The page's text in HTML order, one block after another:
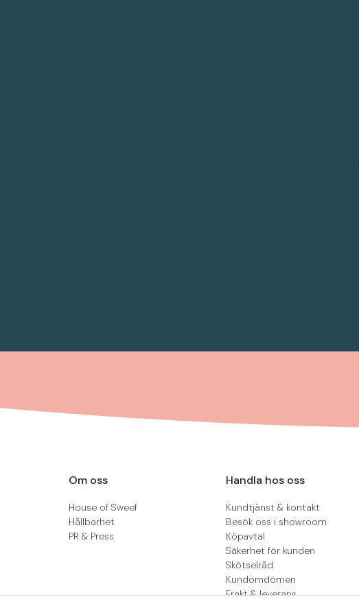
Om oss
House of Sweef
Hållbarhet
PR & Press
Handla hos oss
Kundtjänst & kontakt
Besök oss i showroom
Köpavtal
Säkerhet för kunden
Skötselråd
Kundomdömen
Frakt & leverans